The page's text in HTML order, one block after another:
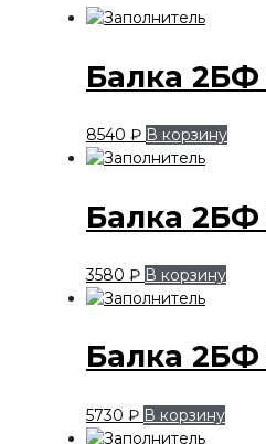
Балка 2БФ
8540 ₽ В корзину
Балка 2БФ
3580 ₽ В корзину
Балка 2БФ
5730 ₽ В корзину